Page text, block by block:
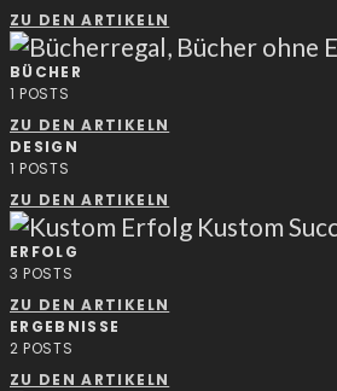
ZU DEN ARTIKELN
BÜCHER
1 POSTS
ZU DEN ARTIKELN
DESIGN
1 POSTS
ZU DEN ARTIKELN
ERFOLG
3 POSTS
ZU DEN ARTIKELN
ERGEBNISSE
2 POSTS
ZU DEN ARTIKELN